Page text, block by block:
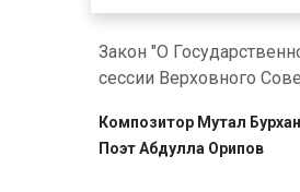
Закон "О
сессии Верховного
Композитор Мутал
Поэт Абдулла Орипов